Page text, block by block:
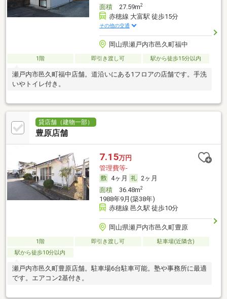
面積27.59m2
赤穂線 大富駅 徒歩15分
その他の交通
岡山県瀬戸内市邑久町福中
1階 即引き渡し可 駅から徒歩15分以内
瀬戸内市邑久町福中店舗。道沿いにある1フロアの店舗です。手洗
いやトイレ付き。
貸店舗（建物一部）
豊原店舗
7.15万円
管理費等-
4ヶ月
2ヶ月
面積36.48m2
1988年9月(築38年)
赤穂線 邑久駅 徒歩10分
岡山県瀬戸内市邑久町豊原
1階 即引き渡し可
駐車場(近隣含)
駅から徒歩10分以内
瀬戸内市邑久町豊原店舗。駐車場6台駐車可能。塾や事務所に最適
です。エアコン2基付き。